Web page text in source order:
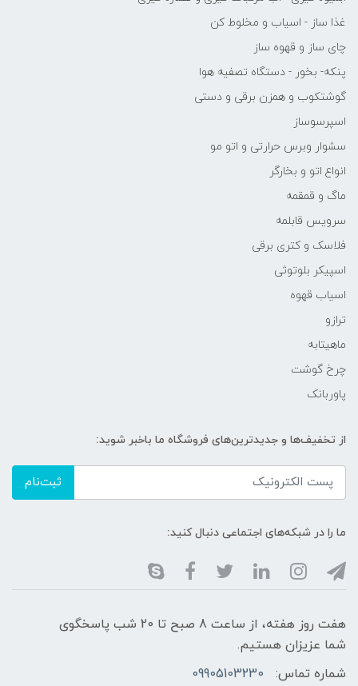
غذا ساز - اسیاب و مخلوط کن
چای ساز و قهوه ساز
پنکه- بخور - دستگاه تصفیه هوا
گوشتکوب و همزن برقی و دستی
اسپرسوساز
سشوار وبرس حرارتی و اتو مو
انواع اتو و بخارگر
ماگ و قمقمه
سرویس قابلمه
فلاسک و کتری برقی
اسپیکر بلوتوثی
اسیاب قهوه
ترازو
ماهیتابه
چرخ گوشت
پاوربانک
از تخفیف‌ها و جدیدترین‌های فروشگاه ما باخبر شوید:
ثبت‌نام
ما را در شبکه‌های اجتماعی دنبال کنید:
هفت روز هفته، از ساعت 8 صبح تا 20 شب پاسخگوی
شما عزیزان هستیم.
شماره تماس:
09905103230